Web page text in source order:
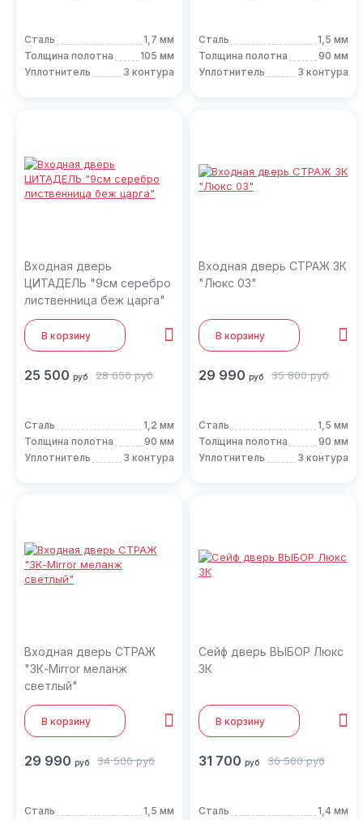
Сталь
1,7 мм
Толщина полотна
105 мм
Уплотнитель
3 контура
Сталь
1,5 мм
Толщина полотна
90 мм
Уплотнитель
3 контура
Входная дверь
ЦИТАДЕЛЬ "9см серебро
лиственница беж царга"
В корзину
25 500 руб 28 650 руб
Сталь
1,2 мм
Толщина полотна
90 мм
Уплотнитель
3 контура
Входная дверь СТРАЖ 3К
"Люкс 03"
В корзину
29 990 руб 35 800 руб
Сталь
1,5 мм
Толщина полотна
90 мм
Уплотнитель
3 контура
Входная дверь СТРАЖ
"3К-Mirror меланж
светлый"
В корзину
29 990 руб 34 500 руб
Сталь
1,5 мм
Сейф дверь ВЫБОР Люкс
3К
В корзину
31 700 руб 36 500 руб
Сталь
1,4 мм